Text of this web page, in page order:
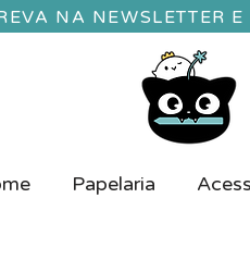
NA NEWSLETTER
Papelaria